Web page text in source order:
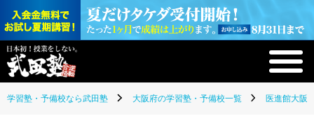
学習塾・予備校なら武田塾 大阪府の学習塾・予備校一覧 医進館大阪